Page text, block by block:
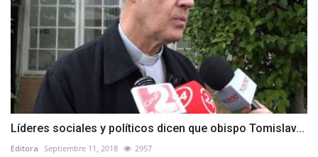
Líderes sociales y políticos dicen que obispo Tomislav...
Editora Septiembre 11, 2018 2957